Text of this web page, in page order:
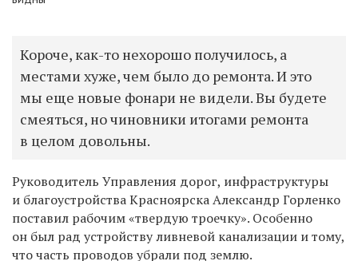
Короче, как-то нехорошо получилось, а
местами хуже, чем было до ремонта. И это
мы еще новые фонари не видели. Вы будете
смеяться, но чиновники итогами ремонта
в целом довольны.
Руководитель Управления дорог, инфраструктуры
и благоустройства Красноярска Александр Горленко
поставил рабочим «твердую троечку». Особенно
он был рад устройству ливневой канализации и тому,
что часть проводов убрали под землю.